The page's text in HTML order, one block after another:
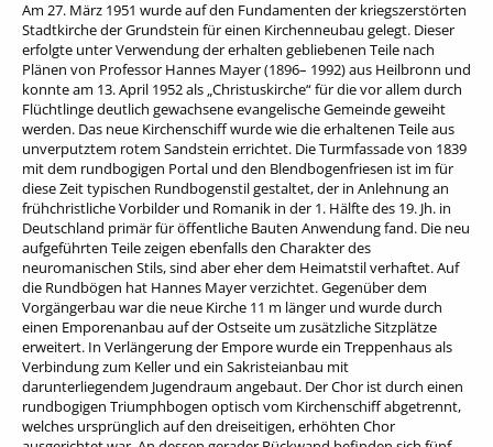
Am 27. März 1951 wurde auf den Fundamenten der kriegszerstörten
Stadtkirche der Grundstein für einen Kirchenneubau gelegt. Dieser
erfolgte unter Verwendung der erhalten gebliebenen Teile nach
Plänen von Professor Hannes Mayer (1896– 1992) aus Heilbronn und
konnte am 13. April 1952 als „Christuskirche“ für die vor allem durch
Flüchtlinge deutlich gewachsene evangelische Gemeinde geweiht
werden. Das neue Kirchenschiff wurde wie die erhaltenen Teile aus
unverputztem rotem Sandstein errichtet. Die Turmfassade von 1839
mit dem rundbogigen Portal und den Blendbogenfriesen ist im für
diese Zeit typischen Rundbogenstil gestaltet, der in Anlehnung an
frühchristliche Vorbilder und Romanik in der 1. Hälfte des 19. Jh. in
Deutschland primär für öffentliche Bauten Anwendung fand. Die neu
aufgeführten Teile zeigen ebenfalls den Charakter des
neuromanischen Stils, sind aber eher dem Heimatstil verhaftet. Auf
die Rundbögen hat Hannes Mayer verzichtet. Gegenüber dem
Vorgängerbau war die neue Kirche 11 m länger und wurde durch
einen Emporenanbau auf der Ostseite um zusätzliche Sitzplätze
erweitert. In Verlängerung der Empore wurde ein Treppenhaus als
Verbindung zum Keller und ein Sakristeianbau mit
darunterliegendem Jugendraum angebaut. Der Chor ist durch einen
rundbogigen Triumphbogen optisch vom Kirchenschiff abgetrennt,
welches ursprünglich auf den dreiseitigen, erhöhten Chor